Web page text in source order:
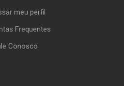
meu perfil
Frequentes
Conosco